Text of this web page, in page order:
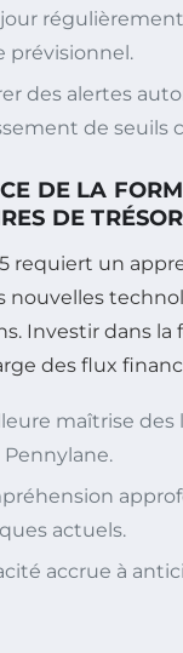
prévisionnel.
des alertes
de seuils
DE LA
DE
requiert un
nouvelles
Investir dans la
des flux
maîtrise des
actuels.
accrue à